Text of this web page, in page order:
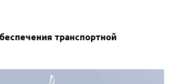
транспортной